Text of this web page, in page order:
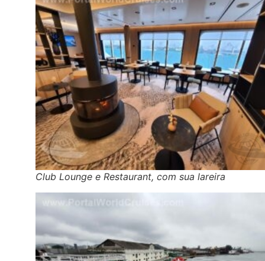
Club Lounge e Restaurant, com sua lareira